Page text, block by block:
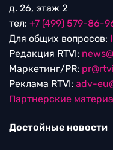
д. 26, этаж 2
тел: +7 (499) 579-86-
Для общих вопросов:
Редакция RTVI:
Маркетинг/PR:
Реклама RTVI: adv-
Партнерские
Достойные новости